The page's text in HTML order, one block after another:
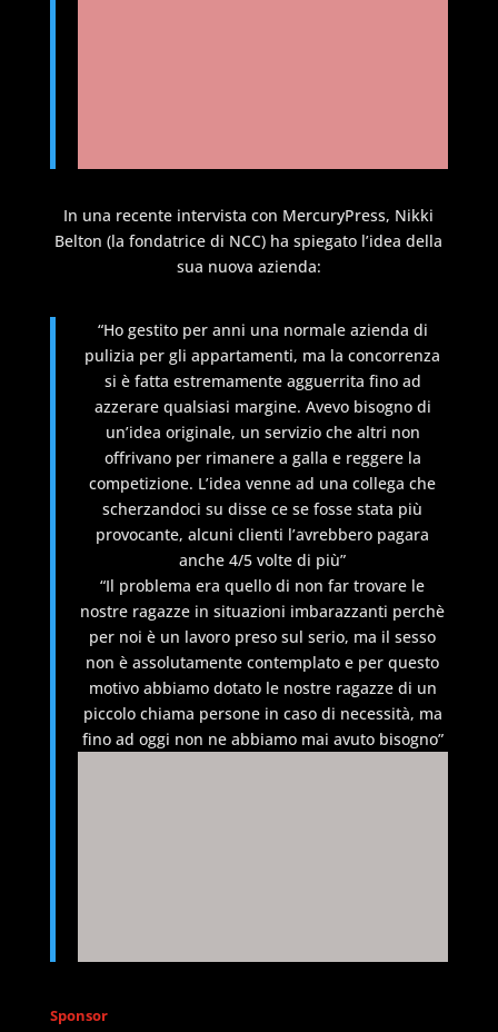
In una recente intervista con MercuryPress, Nikki
Belton (la fondatrice di NCC) ha spiegato l’idea della
sua nuova azienda:
“Ho gestito per anni una normale azienda di
pulizia per gli appartamenti, ma la concorrenza
si è fatta estremamente agguerrita fino ad
azzerare qualsiasi margine. Avevo bisogno di
un’idea originale, un servizio che altri non
offrivano per rimanere a galla e reggere la
competizione. L’idea venne ad una collega che
scherzandoci su disse ce se fosse stata più
provocante, alcuni clienti l’avrebbero pagara
anche 4/5 volte di più”
“Il problema era quello di non far trovare le
nostre ragazze in situazioni imbarazzanti perchè
per noi è un lavoro preso sul serio, ma il sesso
non è assolutamente contemplato e per questo
motivo abbiamo dotato le nostre ragazze di un
piccolo chiama persone in caso di necessità, ma
fino ad oggi non ne abbiamo mai avuto bisogno”
Sponsor